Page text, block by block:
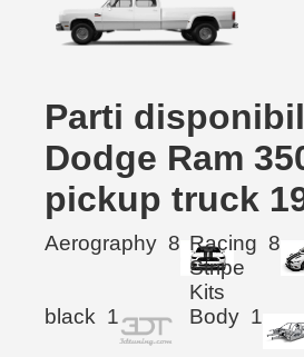
Parti
Dodge Ram
pickup truck
Aerography 8 Racing
Stripe
Kits
8
black 1 Body 1